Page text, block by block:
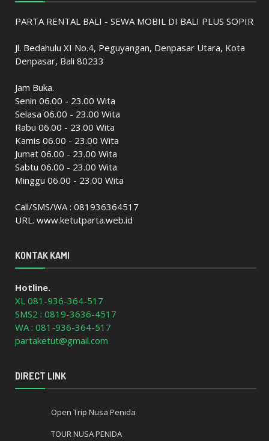
PARTA RENTAL BALI - SEWA MOBIL DI BALI PLUS SOPIR
Jl. Bedahulu XI No.4, Peguyangan, Denpasar Utara, Kota
Denpasar, Bali 80233
Jam Buka.
Senin 06.00 - 23.00 Wita
Selasa 06.00 - 23.00 Wita
Rabu 06.00 - 23.00 Wita
Kamis 06.00 - 23.00 Wita
Jumat 06.00 - 23.00 Wita
Sabtu 06.00 - 23.00 Wita
Minggu 06.00 - 23.00 Wita
Call/SMS/WA : 081936364517
URL. www.ketutparta.web.id
KONTAK KAMI
Hotline.
XL 081-936-364-517
SMS2 : 0819-3636-4517
WA : 081-936-364-517
partaketut@gmail.com
DIRECT LINK
Open Trip Nusa Penida
TOUR NUSA PENIDA